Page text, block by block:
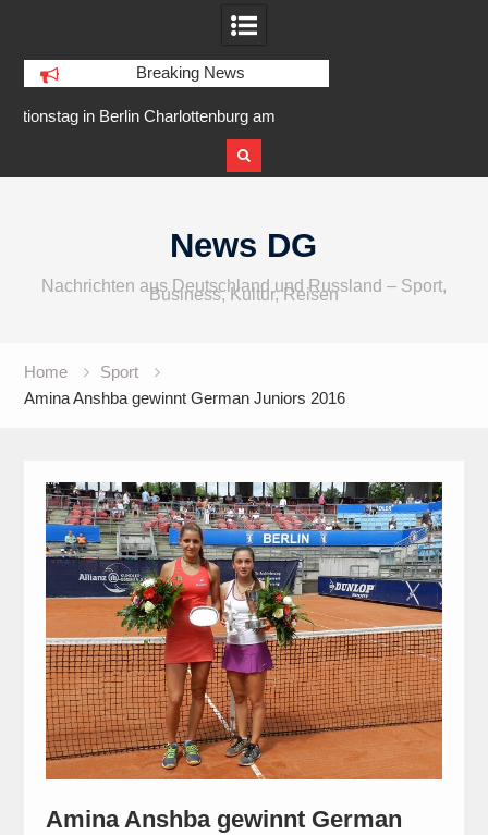
Breaking News
IFA 2026 Audio wird größer,
internationaler und vielfältiger
News DG
Nachrichten aus Deutschland und Russland – Sport,
Business, Kultur, Reisen
Home
Sport
Amina Anshba gewinnt German Juniors 2016
Amina Anshba gewinnt German